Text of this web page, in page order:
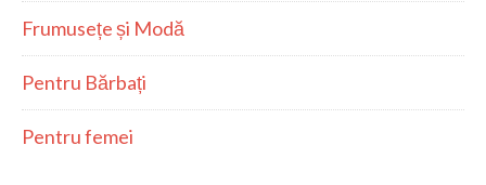
Frumusețe și Modă
Pentru Bărbați
Pentru femei